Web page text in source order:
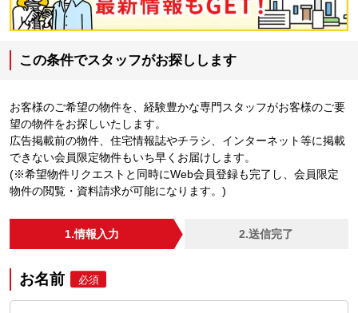
この条件でスタッフがお探しします
お客様のご希望の物件を、経験豊かな専門スタッフがお客様のご要
望の物件をお探しいたします。
広告掲載前の物件、住宅情報誌やチラシ、インターネット等に掲載
できない会員限定物件もいち早くお届けします。
(※希望物件リクエストと同時にWeb会員登録も完了し、会員限定
物件の閲覧・資料請求が可能になります。)
1.情報入力 2.送信完了
お名前 必須